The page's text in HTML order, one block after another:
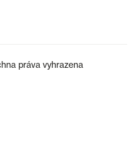
práva vyhrazena